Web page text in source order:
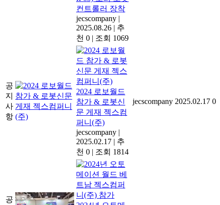
컨트롤러 장착
jecscompany |
2025.08.26 | 추
천 0 | 조회 1069
공
지
사
항
2024 로보월드
참가 & 로봇신
문 게재 젝스컴
퍼니(주)
jecscompany |
2025.02.17 | 추
천 0 | 조회 1814
jecscompany 2025.02.17 0
공